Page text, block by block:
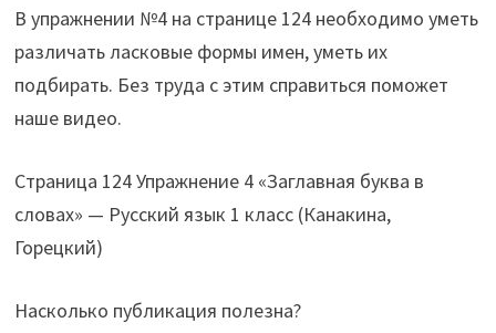
В упражнении №4 на странице 124 необходимо уметь
различать ласковые формы имен, уметь их
подбирать. Без труда с этим справиться поможет
наше видео.
Страница 124 Упражнение 4 «Заглавная буква в
словах» — Русский язык 1 класс (Канакина,
Горецкий)
Насколько публикация полезна?